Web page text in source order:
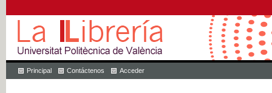
Principal Contáctenos Acceder